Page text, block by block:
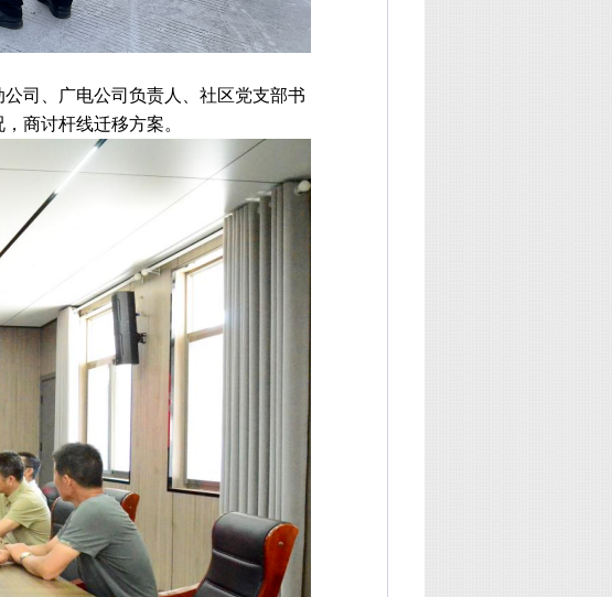
司、广电公司负责人、社区党支部书
商讨杆线迁移方案。